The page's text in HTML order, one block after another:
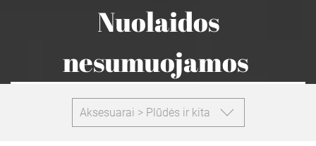
Nuolaidos
nesumuojamos
Aksesuarai > Plūdės ir kita